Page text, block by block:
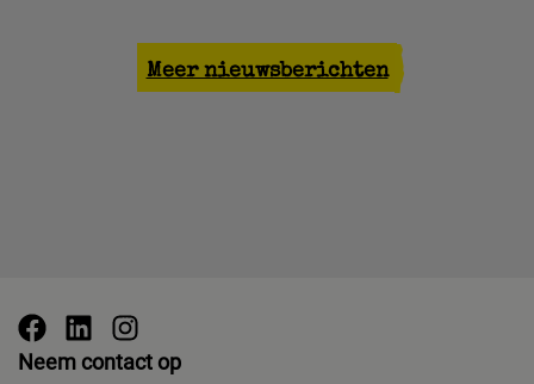
Meer nieuwsberichten
Neem contact op